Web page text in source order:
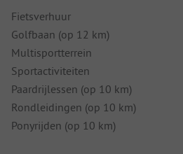
Fietsverhuur
Golfbaan (op 12 km)
Multisportterrein
Sportactiviteiten
Paardrijlessen (op 10 km)
Rondleidingen (op 10 km)
Ponyrijden (op 10 km)